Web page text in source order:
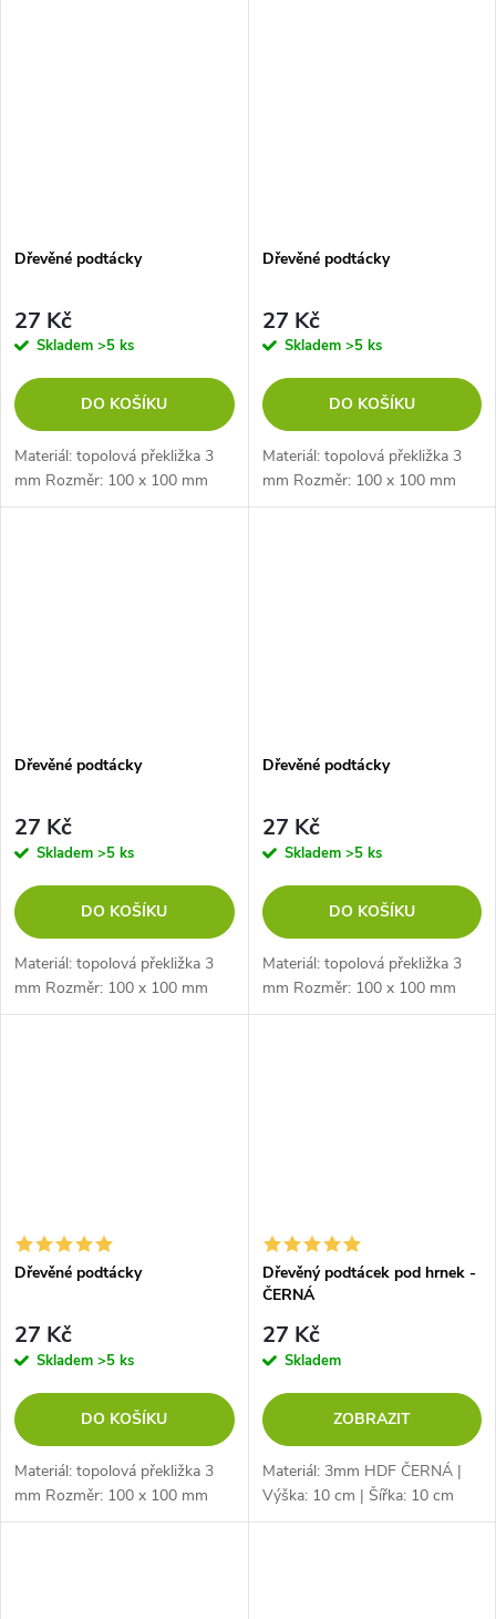
Dřevěné podtácky
27 Kč
Skladem >5 ks
DO KOŠÍKU
Materiál: topolová překližka 3
mm Rozměr: 100 x 100 mm
Dřevěné podtácky
27 Kč
Skladem >5 ks
DO KOŠÍKU
Materiál: topolová překližka 3
mm Rozměr: 100 x 100 mm
Dřevěné podtácky
27 Kč
Skladem >5 ks
DO KOŠÍKU
Materiál: topolová překližka 3
mm Rozměr: 100 x 100 mm
Dřevěné podtácky
27 Kč
Skladem >5 ks
DO KOŠÍKU
Materiál: topolová překližka 3
mm Rozměr: 100 x 100 mm
Dřevěné podtácky
27 Kč
Skladem >5 ks
DO KOŠÍKU
Materiál: topolová překližka 3
mm Rozměr: 100 x 100 mm
Dřevěný podtácek pod hrnek -
ČERNÁ
27 Kč
Skladem
ZOBRAZIT
Materiál: 3mm HDF ČERNÁ |
Výška: 10 cm | Šířka: 10 cm